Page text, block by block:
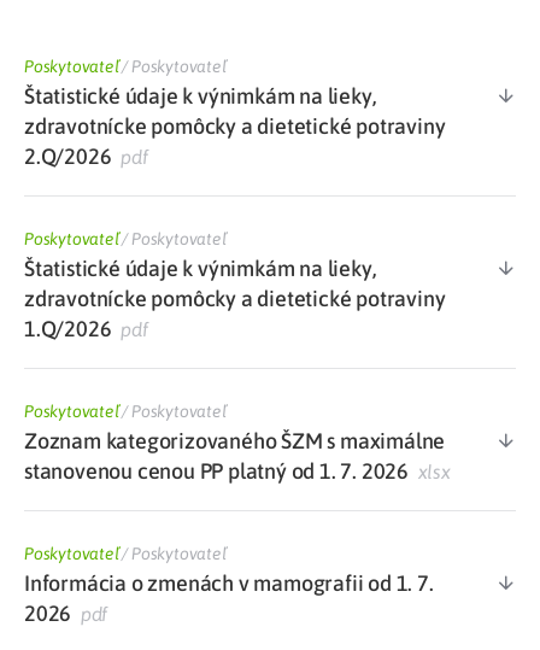
Poskytovateľ/Poskytovateľ
Štatistické údaje k výnimkám na lieky,
zdravotnícke pomôcky a dietetické potraviny
2.Q/2026 pdf
Poskytovateľ/Poskytovateľ
Štatistické údaje k výnimkám na lieky,
zdravotnícke pomôcky a dietetické potraviny
1.Q/2026 pdf
Poskytovateľ/Poskytovateľ
Zoznam kategorizovaného ŠZM s maximálne
stanovenou cenou PP platný od 1. 7. 2026 xlsx
Poskytovateľ/Poskytovateľ
Informácia o zmenách v mamografii od 1. 7.
2026 pdf